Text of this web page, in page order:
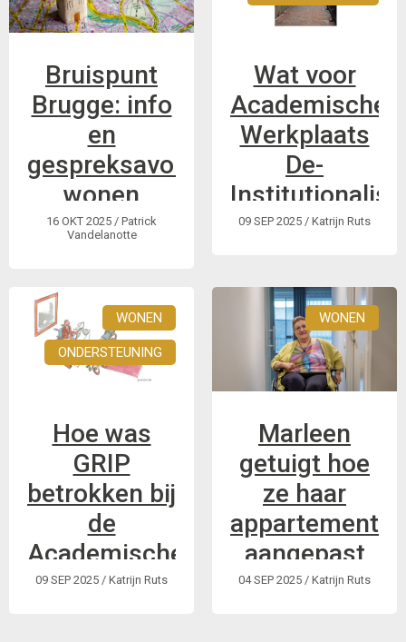
2040 maken.
Bruispunt
Brugge: info
en
gespreksavond
wonen
woensdag 19
16 OKT 2025 / Patrick
Vandelanotte
Wat voor
Academische
Werkplaats
De-
is er nodig in
toekomst?
09 SEP 2025 / Katrijn Ruts
WONEN
ONDERSTEUNING
Hoe was
GRIP
betrokken bij
de
Academische
Werkplaats
09 SEP 2025 / Katrijn Ruts
WONEN
Marleen
getuigt hoe
ze haar
appartement
aangepast
liet bouwen.
04 SEP 2025 / Katrijn Ruts